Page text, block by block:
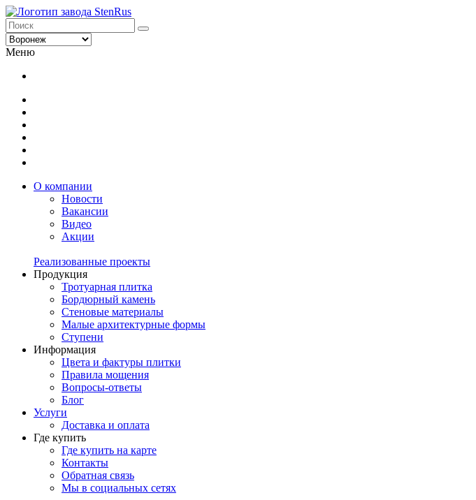
Меню
О компании
Новости
Вакансии
Видео
Акции
Реализованные проекты
Продукция
Тротуарная плитка
Бордюрный камень
Стеновые материалы
Малые архитектурные формы
Ступени
Информация
Цвета и фактуры плитки
Правила мощения
Вопросы-ответы
Блог
Услуги
Доставка и оплата
Где купить
Где купить на карте
Контакты
Обратная связь
Мы в социальных сетях